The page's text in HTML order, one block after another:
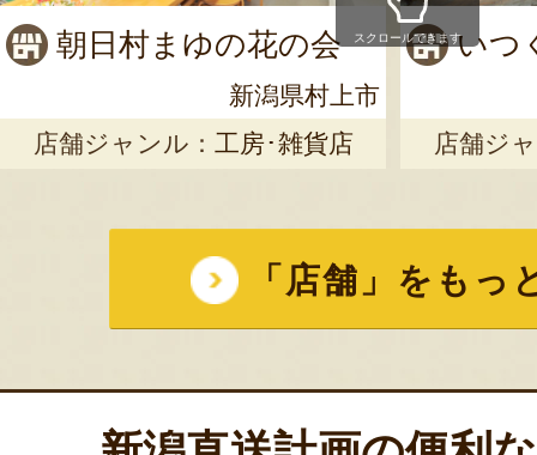
お客様の声 1件
発送時期：10月上
発送目安：2～3日
賞味期限：風味の
米後1ヵ月以内に
受付中 のし可 定
朝日村まゆの花の会
新潟県村上市
店舗ジャンル： 工房･雑貨店
いつ
店舗ジ
スクロールできます
「店舗」をもっ